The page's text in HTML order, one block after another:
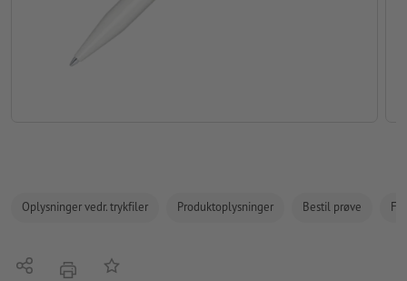
Oplysninger vedr. trykfiler Produktoplysninger Bestil prøve
Del tryk Tilføj til huskelisten